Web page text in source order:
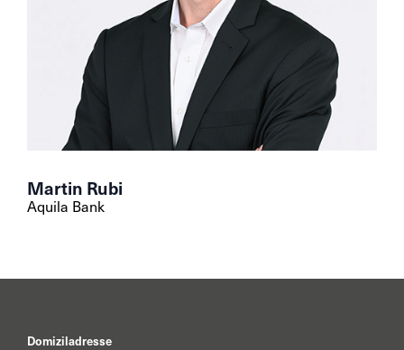
Martin Rubi
Aquila Bank
Domiziladresse